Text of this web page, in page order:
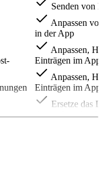
von
Senden von
Anpassen
in der App
Anpassen,
Einträgen im
Anpassen,
Einträgen im
Ersetze das
deiner App durch